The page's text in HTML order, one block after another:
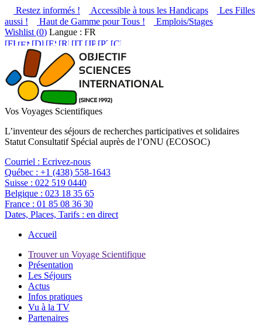
Restez informés ! Accessible à tous les Handicaps
Les Filles
aussi !
Haut de Gamme pour Tous !
Emplois/Stages
Wishlist (0) Langue : FR
Vos Voyages Scientifiques
L’inventeur des séjours de recherches participatives et solidaires
Statut Consultatif Spécial auprès de l’ONU (ECOSOC)
Courriel : Ecrivez-nous
Québec : +1 (438) 558-1643
Suisse : 022 519 0440
Belgique : 023 18 35 65
France : 01 85 08 36 30
Dates, Places, Tarifs : en direct
Accueil
Trouver un Voyage Scientifique
Présentation
Les Séjours
Actus
Infos pratiques
Vu à la TV
Partenaires